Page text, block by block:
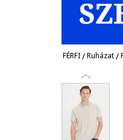
FÉRFI/Ruházat/